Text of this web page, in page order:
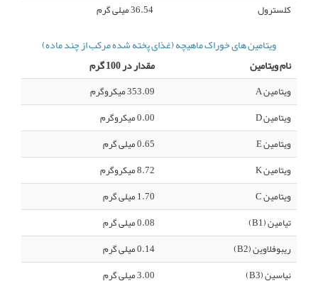
کلسترول
36.54 میلی گرم
ویتامین های خوراک ماهیچه (غذای پخته شده مرکب از چند ماده)
نام ویتامین
مقدار در 100 گرم
ویتامین A
353.09 میکروگرم
ویتامین D
0.00 میکروگرم
ویتامین E
0.65 میلی گرم
ویتامین K
8.72 میکروگرم
ویتامین C
1.70 میلی گرم
تیامین (B1)
0.08 میلی گرم
ریبوفلاوین (B2)
0.14 میلی گرم
نیاسین (B3)
3.00 میلی گرم